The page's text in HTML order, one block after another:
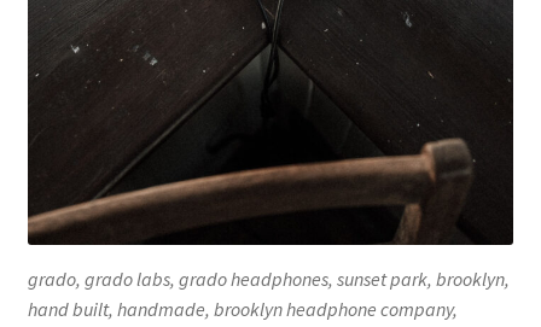
grado, grado labs, grado headphones, sunset park, brooklyn,
hand built, handmade, brooklyn headphone company,